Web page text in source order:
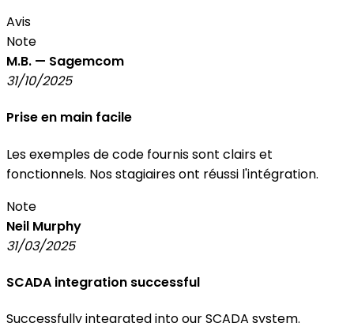
Avis
Note
M.B. — Sagemcom
31/10/2025
Prise en main facile
Les exemples de code fournis sont clairs et
fonctionnels. Nos stagiaires ont réussi l'intégration.
Note
Neil Murphy
31/03/2025
SCADA integration successful
Successfully integrated into our SCADA system.